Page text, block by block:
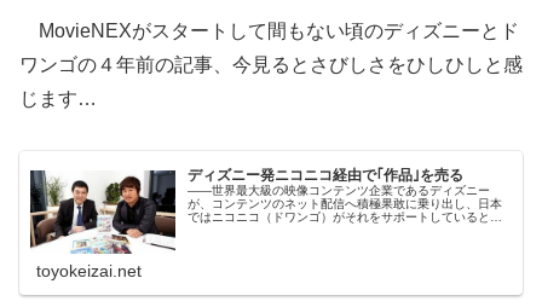
MovieNEXがスタートして間もない頃のディズニーとド
ワンゴの４年前の記事、今見るとさびしさをひしひしと感
じます…
ディズニー発ニコニコ経由で｢作品｣を売る
――世界最大級の映像コンテンツ企業であるディズニー
が、コンテンツのネット配信へ積極果敢に乗り出し、日本
ではニコニコ（ドワンゴ）がそれをサポートしているとい
toyokeizai.net